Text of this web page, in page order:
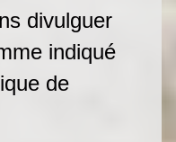
divulguer
indiqué
de